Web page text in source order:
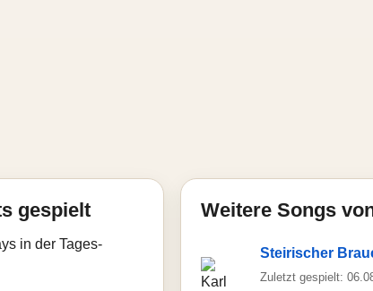
gespielt
in der Tages-
Weitere Songs
Steirischer
Zuletzt gespielt: